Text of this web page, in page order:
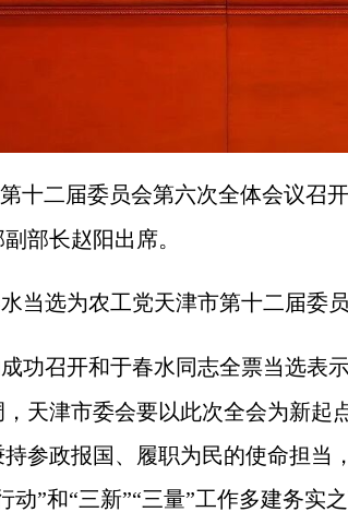
十二届委员会第六次全体会议
部长赵阳出席。
当选为农工党天津市第十二届委员
功召开和于春水同志全票当选表
天津市委会要以此次全会为新
参政报国、履职为民的使命担
动”和“三新”“三量”工作多建务